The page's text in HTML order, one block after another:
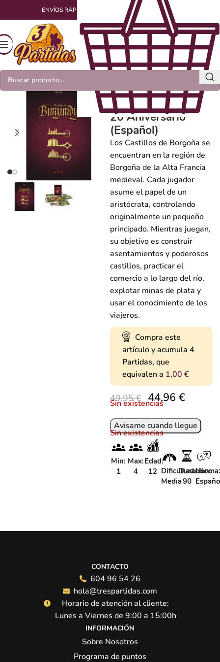
ENVÍOS RÁPIDOS Y EMPAQUETADOS CON AMOR
The Castles of
Burgundy: Edición
20 Aniversario
(Español)
Los Castillos de Borgoña se
encuentran en la región de
Borgoña de la Alta Francia
medieval. Cada jugador
asume el papel de un
aristócrata, controlando
originalmente un pequeño
principado. Mientras juegan,
su objetivo es construir
asentamientos y poderosos
castillos, practicar el
comercio a lo largo del río,
explotar minas de plata y
usar el conocimiento de los
viajeros.
Compra este
artículo y acumula 4
Partidas, que
equivalen a 1,00 €
49,95€ 44,96 €
Sin existencias
Sin existencias
Min:
1
Max:
4
Edad:
12 Dificultad:
Media
Duracion:
90
CONTACTO
604 96 54 26
hola@trespartidas.com
Horario de atención al cliente:
Lunes a Viernes de 9:00 a 15:00h
INFORMACIÓN
Sobre Nosotros
Programa de puntos